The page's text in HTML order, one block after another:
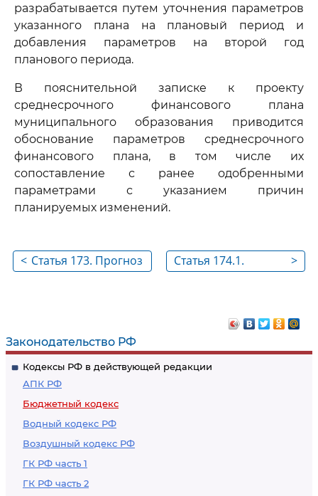
Законодательство РФ
Кодексы РФ в действующей редакции
АПК РФ
Бюджетный кодекс
Водный кодекс РФ
Воздушный кодекс РФ
ГК РФ часть 1
ГК РФ часть 2
разрабатывается путем уточнения параметров
указанного плана на плановый период и
добавления параметров на второй год
планового периода.
В пояснительной записке к проекту
среднесрочного финансового плана
муниципального образования приводится
обоснование параметров среднесрочного
финансового плана, в том числе их
сопоставление с ранее одобренными
параметрами с указанием причин
планируемых изменений.
< Статья 173. Прогноз
>
Статья 174.1.